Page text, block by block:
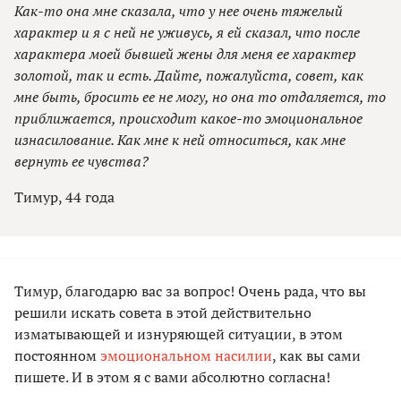
Как-то она мне сказала, что у нее очень тяжелый
характер и я с ней не уживусь, я ей сказал, что после
характера моей бывшей жены для меня ее характер
золотой, так и есть. Дайте, пожалуйста, совет, как
мне быть, бросить ее не могу, но она то отдаляется, то
приближается, происходит какое-то эмоциональное
изнасилование. Как мне к ней относиться, как мне
вернуть ее чувства?
Тимур, 44 года
Тимур, благодарю вас за вопрос! Очень рада, что вы
решили искать совета в этой действительно
изматывающей и изнуряющей ситуации, в этом
постоянномэмоциональном насилии, как вы сами
пишете. И в этом я с вами абсолютно согласна!